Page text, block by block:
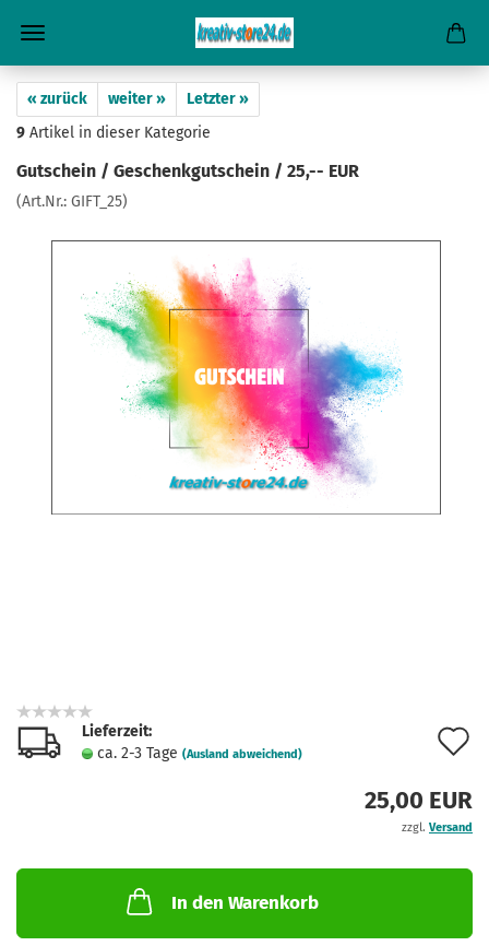
« zurück weiter »
Letzter »
9 Artikel in dieser Kategorie
Gutschein / Geschenkgutschein / 25,-- EUR
(Art.Nr.: GIFT_25)
Lieferzeit:
ca. 2-3 Tage (Ausland abweichend)
25,00 EUR
zzgl. Versand
In den Warenkorb